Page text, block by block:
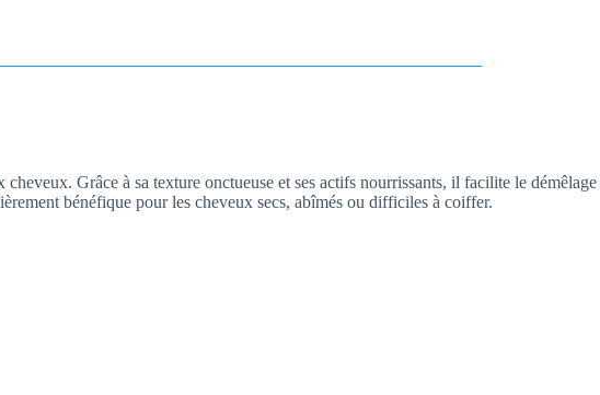
Grâce à sa texture onctueuse et ses actifs nourrissants, il facilite le démêlage
bénéfique pour les cheveux secs, abîmés ou difficiles à coiffer.